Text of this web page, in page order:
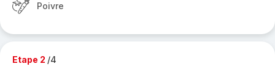
Poivre
Etape 2 /4